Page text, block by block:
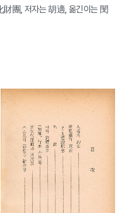
財團, 저자는 胡適, 옮긴이는 閔